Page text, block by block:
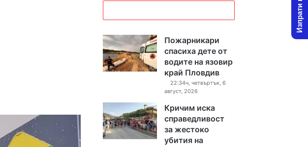
Пожарникари
спасиха дете от
водите на язовир
край Пловдив
22:34ч, четвъртък, 6
август, 2026
Кричим иска
справедливост
за жестоко
убития на